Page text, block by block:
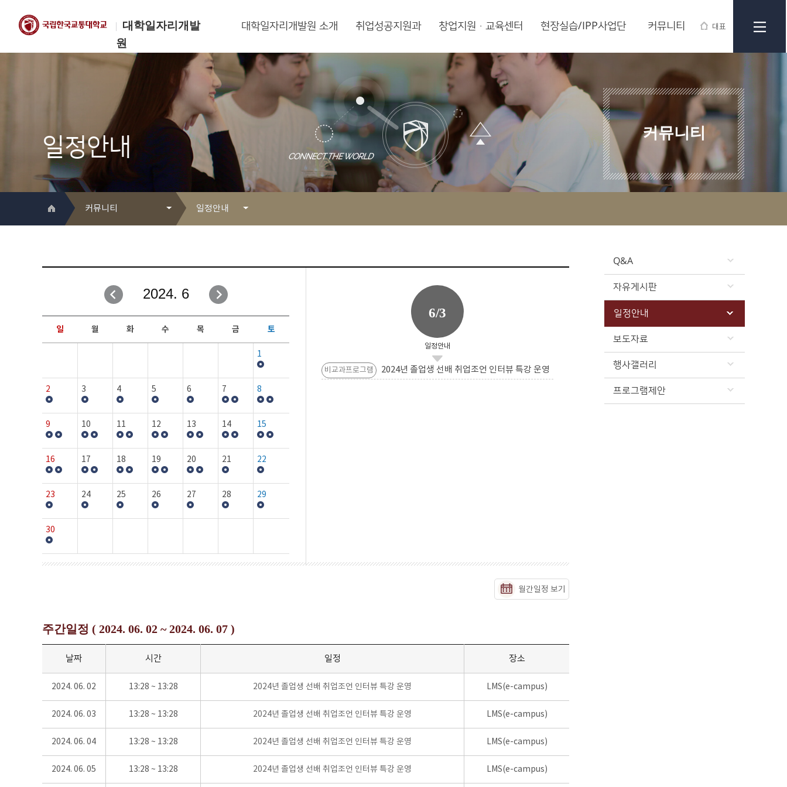
대학일자리개발
원
대표
한국교통대학교
대학일자리개발원
대학일자리개발원 소개 취업성공지원과 창업지원·교육센터 현장실습/IPP사업단 커뮤니티
일정안내
커뮤니티
커뮤니티
취업성공지원과
창업지원·교육센터
현장실습/IPP사업단
커뮤니티
일정안내
자유게시판
일정안내
보도자료
행사갤러리
Q&A
자유게시판
일정안내
보도자료
행사갤러리
프로그램제안
2024. 6
일 월 화 수 목 금 토
1
2 3 4 5 6 7 8
9 10 11 12 13 14 15
16 17 18 19 20 21 22
23 24 25 26 27 28 29
30
6/3
일정안내
비교과프로그램 2024년 졸업생 선배 취업조언 인터뷰 특강 운영
월간일정 보기
주간일정 ( 2024. 06. 02 ~ 2024. 06. 07 )
날짜 시간 일정 장소
2024. 06. 02 13:28 ~ 13:28 2024년 졸업생 선배 취업조언 인터뷰 특강 운영 LMS(e-campus)
2024. 06. 03 13:28 ~ 13:28 2024년 졸업생 선배 취업조언 인터뷰 특강 운영 LMS(e-campus)
2024. 06. 04 13:28 ~ 13:28 2024년 졸업생 선배 취업조언 인터뷰 특강 운영 LMS(e-campus)
2024. 06. 05 13:28 ~ 13:28 2024년 졸업생 선배 취업조언 인터뷰 특강 운영 LMS(e-campus)